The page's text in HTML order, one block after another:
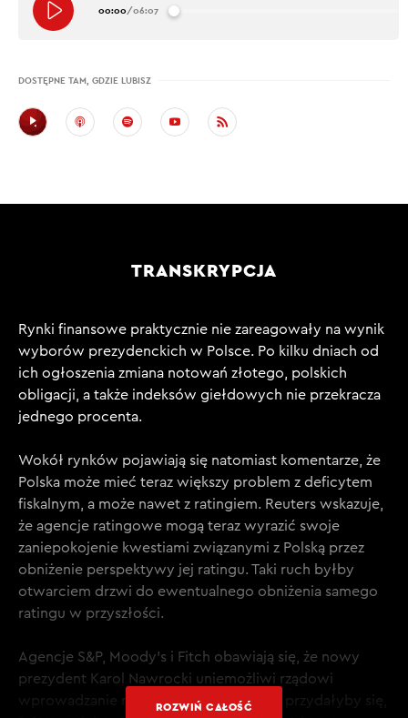
00:00/06:07
DOSTĘPNE TAM, GDZIE LUBISZ
TRANSKRYPCJA
Rynki finansowe praktycznie nie zareagowały na wynik
wyborów prezydenckich w Polsce. Po kilku dniach od
ich ogłoszenia zmiana notowań złotego, polskich
obligacji, a także indeksów giełdowych nie przekracza
jednego procenta.
Wokół rynków pojawiają się natomiast komentarze, że
Polska może mieć teraz większy problem z deficytem
fiskalnym, a może nawet z ratingiem. Reuters wskazuje,
że agencje ratingowe mogą teraz wyrazić swoje
zaniepokojenie kwestiami związanymi z Polską przez
obniżenie perspektywy jej ratingu. Taki ruch byłby
otwarciem drzwi do ewentualnego obniżenia samego
ratingu w przyszłości.
Agencje S&P, Moody’s i Fitch obawiają się, że nowy
prezydent Karol Nawrocki uniemożliwi rządowi
wprowadzanie reform. Te, po pierwsze, przydałyby się,
ROZWIŃ CAŁOŚĆ